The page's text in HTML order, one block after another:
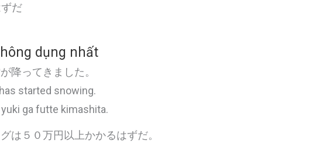
だ
dụng nhất
降ってきました。
started snowing.
ga futte kimashita.
は５０万円以上かかるはずだ。